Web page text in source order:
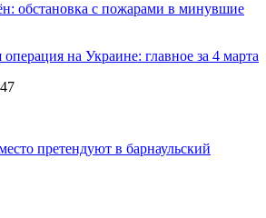
обстановка с пожарами в минувшие
на Украине: главное за 4 марта
претендуют в барнаульский